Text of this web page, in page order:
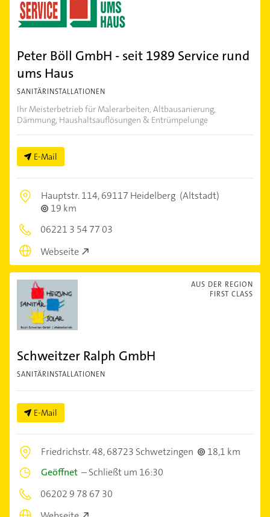
Peter Böll GmbH - seit 1989 Service rund
ums Haus
SANITÄRINSTALLATIONEN
Ihr Meisterbetrieb für Malerarbeiten, Altbausanierung,
Dämmung, Haushaltsauflösungen & Entrümpelunge
E-Mail
Hauptstr. 114,69117 Heidelberg (Altstadt)
19 km
06221 3 54 77 03
Webseite
AUS DER REGION
FIRST CLASS
Schweitzer Ralph GmbH
SANITÄRINSTALLATIONEN
E-Mail
Friedrichstr. 48,68723 Schwetzingen
18,1 km
Geöffnet –Schließt um 16:30
06202 9 78 67 30